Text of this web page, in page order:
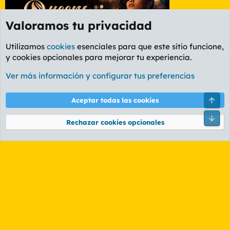
Foro Rapiñas
Cookies
PL OLDSTYLE AMARILLO
Términos y reglas Política de privacidad Ayuda
Community platform by XenForo® © 2010-2026 XenForo Ltd.
Valoramos tu privacidad
Utilizamos cookies esenciales para que este sitio funcione,
y cookies opcionales para mejorar tu experiencia.
Ver más información y configurar tus preferencias
Aceptar todas las cookies
Rechazar cookies opcionales
Pie